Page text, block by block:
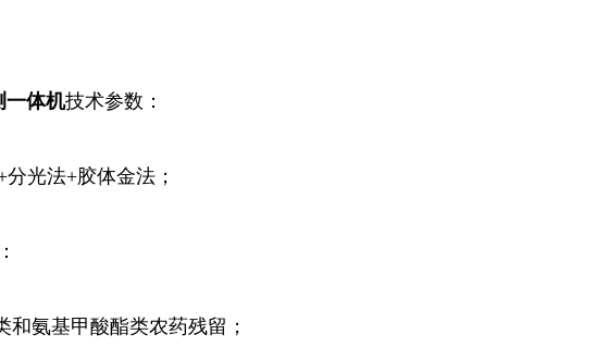
一体机技术参数：
分光法+胶体金法；
和氨基甲酸酯类农药残留；